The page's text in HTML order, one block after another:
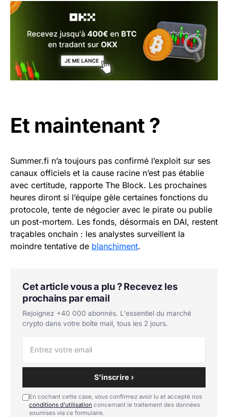
Et maintenant ?
Summer.fi n’a toujours pas confirmé l’exploit sur ses
canaux officiels et la cause racine n’est pas établie
avec certitude, rapporte The Block. Les prochaines
heures diront si l’équipe gèle certaines fonctions du
protocole, tente de négocier avec le pirate ou publie
un post-mortem. Les fonds, désormais en DAI, restent
traçables onchain : les analystes surveillent la
moindre tentative de blanchiment.
Cet article vous a plu ? Recevez les
prochains par email
Rejoignez +40 000 abonnés. L'essentiel du marché
crypto dans votre boîte mail, tous les 2 jours.
S'inscrire ›
En cochant cette case, vous confirmez avoir lu et accepté nos
conditions d'utilisation concernant le traitement des données
soumises via ce formulaire.